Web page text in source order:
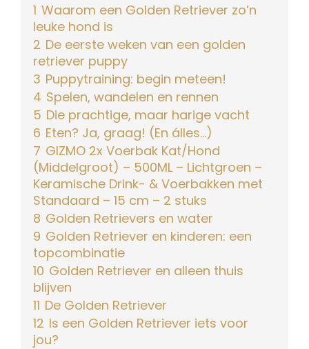
1 Waarom een Golden Retriever zo’n
leuke hond is
2 De eerste weken van een golden
retriever puppy
3 Puppytraining: begin meteen!
4 Spelen, wandelen en rennen
5 Die prachtige, maar harige vacht
6 Eten? Ja, graag! (En álles…)
7 GIZMO 2x Voerbak Kat/Hond
(Middelgroot) – 500ML – Lichtgroen –
Keramische Drink- & Voerbakken met
Standaard – 15 cm – 2 stuks
8 Golden Retrievers en water
9 Golden Retriever en kinderen: een
topcombinatie
10 Golden Retriever en alleen thuis
blijven
11 De Golden Retriever
12 Is een Golden Retriever iets voor
jou?